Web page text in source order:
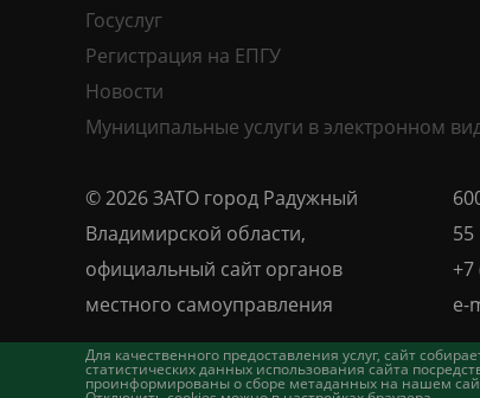
Для качественного предоставления услуг, сайт
статистических данных использования сайта
проинформированы о сборе метаданных на нашем
Госуслуг
Регистрация на ЕПГУ
Новости
Муниципальные услуги в электронном
© 2026 ЗАТО город Радужный
Владимирской области,
официальный сайт органов
местного самоуправления
55
+7
e-